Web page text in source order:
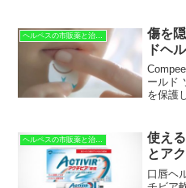
傷を
ドヘ
ールド
を保護
止めや
使え
様に隠
湿潤治
ド075
する治
ヘルペスの市販薬と治療法
使え
とア
口唇ヘ